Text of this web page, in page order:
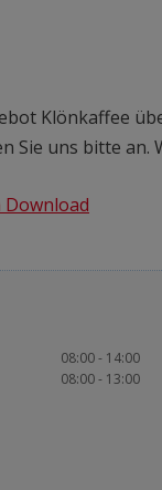
Klönkaffee
Sie uns bitte an.
08:00 - 14:00
08:00 - 13:00